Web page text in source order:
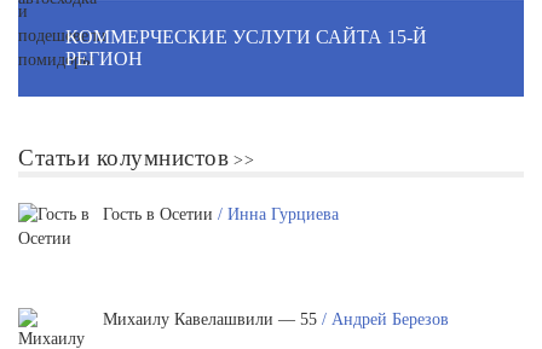
КОММЕРЧЕСКИЕ УСЛУГИ САЙТА 15-Й
РЕГИОН
Статьи колумнистов
Гость в Осетии / Инна Гурциева
Михаилу Кавелашвили — 55 / Андрей Березов